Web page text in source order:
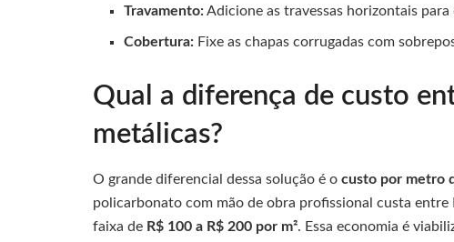
Travamento:Adicione as travessas horizontais
Cobertura: Fixe as chapas corrugadas com
Qual a diferença de custo
metálicas?
O grande diferencial dessa solução é o custo por metro
policarbonato com mão de obra profissional custa entre
faixa de R$ 100 a R$ 200 por m². Essa economia é